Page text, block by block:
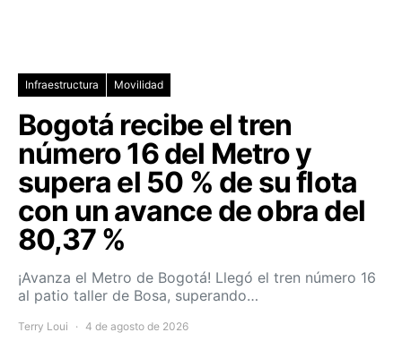
Infraestructura Movilidad
Bogotá recibe el tren
número 16 del Metro y
supera el 50 % de su flota
con un avance de obra del
80,37 %
¡Avanza el Metro de Bogotá! Llegó el tren número 16
al patio taller de Bosa, superando…
Terry Loui 4 de agosto de 2026